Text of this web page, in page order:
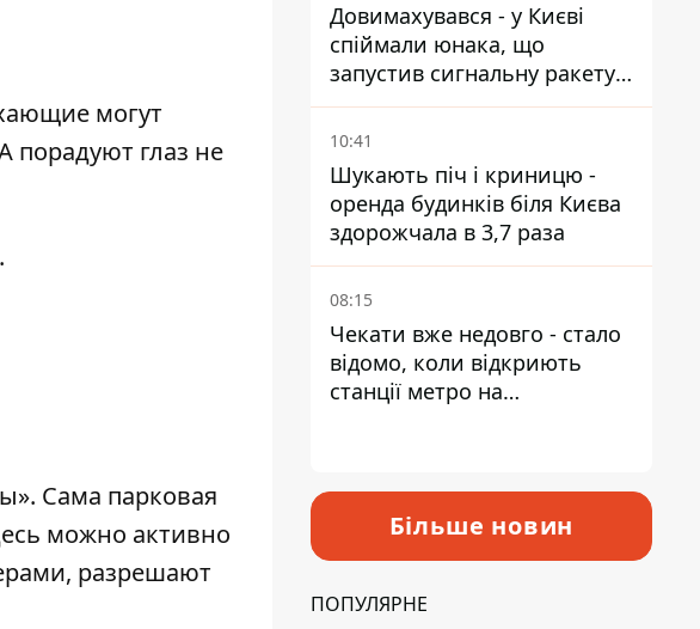
могут
порадуют глаз не
Сама парковая
можно активно
разрешают
Довимахувався - у Києві
спіймали юнака, що
запустив сигнальну ракету,
аби потішити дівчат
10:41
Шукають піч і криницю -
оренда будинків біля Києва
здорожчала в 3,7 раза
08:15
Чекати вже недовго - стало
відомо, коли відкриють
станції метро на
Більше новин
ПОПУЛЯРНЕ